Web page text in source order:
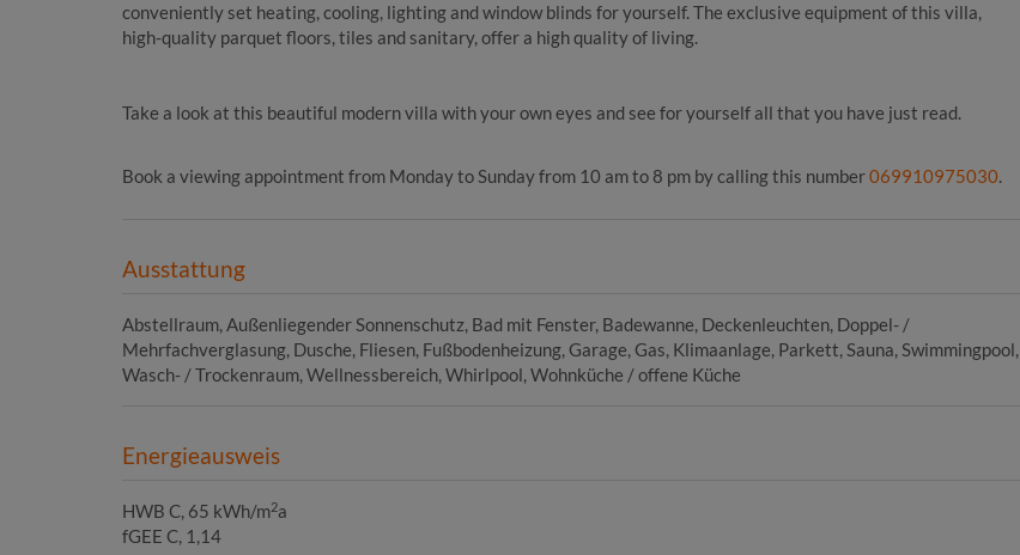
conveniently set heating, cooling, lighting and window blinds for yourself. The exclusive equipment of this villa,
high-quality parquet floors, tiles and sanitary, offer a high quality of living.
Take a look at this beautiful modern villa with your own eyes and see for yourself all that you have just read.
Book a viewing appointment from Monday to Sunday from 10 am to 8 pm by calling this number069910975030.
Ausstattung
Abstellraum Außenliegender Sonnenschutz Bad mit Fenster Badewanne Deckenleuchten Doppel- /
Mehrfachverglasung Dusche Fliesen Fußbodenheizung Garage Gas Klimaanlage Parkett Sauna Swimmingpool
Wasch- / Trockenraum Wellnessbereich Whirlpool Wohnküche / offene Küche
Energieausweis
HWB C, 65 kWh/m2a
fGEE C, 1,14